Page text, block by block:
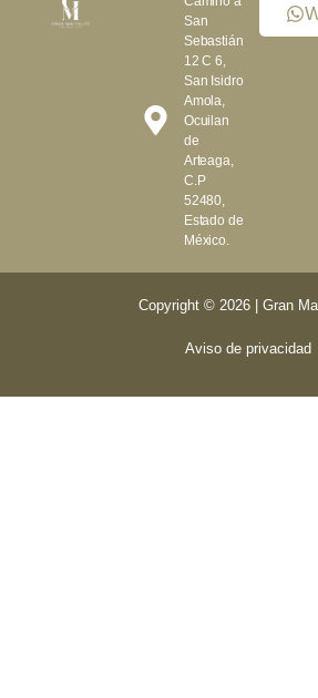
San
Sebastián
12 C 6,
San Isidro
Amola,
Ocuilan
de
Arteaga,
C.P
52480,
Estado de
México.
Copyright © 2026 | Gran
Aviso de privacidad